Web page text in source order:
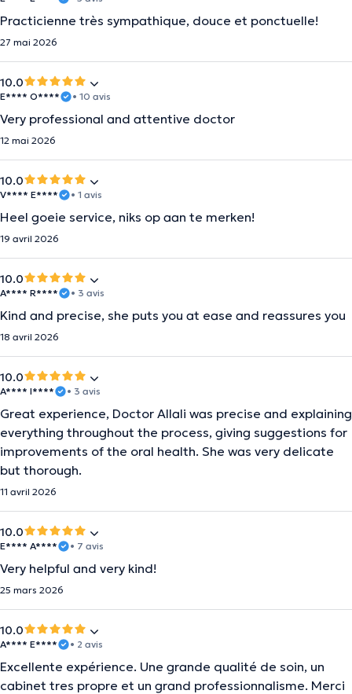
Practicienne très sympathique, douce et ponctuelle!
27 mai 2026
10.0
E**** O**** • 10 avis
Very professional and attentive doctor
12 mai 2026
10.0
V**** E**** • 1 avis
Heel goeie service, niks op aan te merken!
19 avril 2026
10.0
A**** R**** • 3 avis
Kind and precise, she puts you at ease and reassures you
18 avril 2026
10.0
A**** I**** • 3 avis
Great experience, Doctor Allali was precise and explaining
everything throughout the process, giving suggestions for
improvements of the oral health. She was very delicate
but thorough.
11 avril 2026
10.0
E**** A**** • 7 avis
Very helpful and very kind!
25 mars 2026
10.0
A**** E**** • 2 avis
Excellente expérience. Une grande qualité de soin, un
cabinet tres propre et un grand professionnalisme. Merci